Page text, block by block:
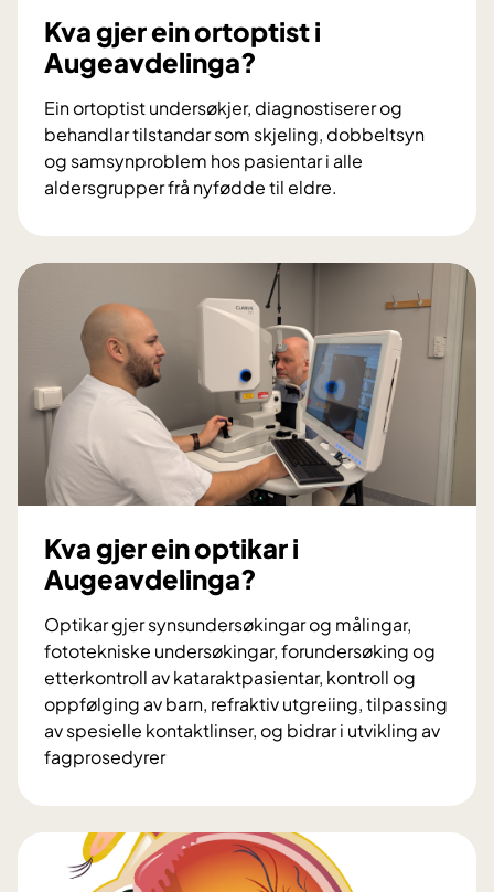
g
a
?
r
e
æ
r
i
A
e
l
n
g
?
Kva gjer ein ortoptist i
Augeavdelinga?
Ein ortoptist undersøkjer, diagnostiserer og
behandlar tilstandar som skjeling, dobbeltsyn
og samsynproblem hos pasientar i alle
aldersgrupper frå nyfødde til eldre.
v
a
e
i
n
o
r
o
p
i
s
t
i
A
u
Kva gjer ein optikar i
Augeavdelinga?
Optikar gjer synsundersøkingar og målingar,
fototekniske undersøkingar, forundersøking og
etterkontroll av kataraktpasientar, kontroll og
oppfølging av barn, refraktiv utgreiing, tilpassing
av spesielle kontaktlinser, og bidrar i utvikling av
fagprosedyrer
v
a